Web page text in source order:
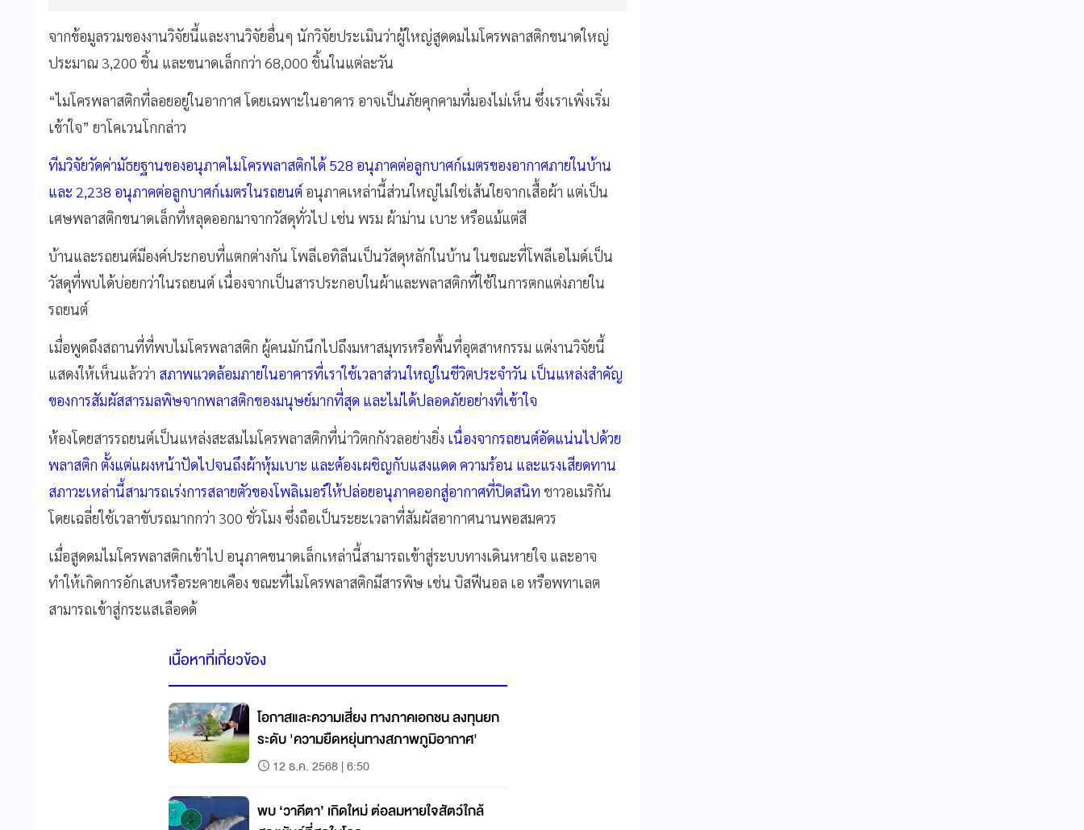
จากข้อมูลรวมของงานวิจัยนี้และงานวิจัยอื่นๆ นักวิจัยประเมินว่าผู้ใหญ่สูดดมไมโครพลาสติกขนาดใหญ่
ประมาณ 3,200 ชิ้น และขนาดเล็กกว่า 68,000 ชิ้นในแต่ละวัน
“ไมโครพลาสติกที่ลอยอยู่ในอากาศ โดยเฉพาะในอาคาร อาจเป็นภัยคุกคามที่มองไม่เห็น ซึ่งเราเพิ่งเริ่ม
เข้าใจ” ยาโคเวนโกกล่าว
ทีมวิจัยวัดค่ามัธยฐานของอนุภาคไมโครพลาสติกได้ 528 อนุภาคต่อลูกบาศก์เมตรของอากาศภายในบ้าน
และ 2,238 อนุภาคต่อลูกบาศก์เมตรในรถยนต์ อนุภาคเหล่านี้ส่วนใหญ่ไม่ใช่เส้นใยจากเสื้อผ้า แต่เป็น
เศษพลาสติกขนาดเล็กที่หลุดออกมาจากวัสดุทั่วไป เช่น พรม ผ้าม่าน เบาะ หรือแม้แต่สี
บ้านและรถยนต์มีองค์ประกอบที่แตกต่างกัน โพลีเอทิลีนเป็นวัสดุหลักในบ้าน ในขณะที่โพลีเอไมด์เป็น
วัสดุที่พบได้บ่อยกว่าในรถยนต์ เนื่องจากเป็นสารประกอบในผ้าและพลาสติกที่ใช้ในการตกแต่งภายใน
รถยนต์
เมื่อพูดถึงสถานที่ที่พบไมโครพลาสติก ผู้คนมักนึกไปถึงมหาสมุทรหรือพื้นที่อุตสาหกรรม แต่งานวิจัยนี้
แสดงให้เห็นแล้วว่า สภาพแวดล้อมภายในอาคารที่เราใช้เวลาส่วนใหญ่ในชีวิตประจำวัน เป็นแหล่งสำคัญ
ของการสัมผัสสารมลพิษจากพลาสติกของมนุษย์มากที่สุด และไม่ได้ปลอดภัยอย่างที่เข้าใจ
ห้องโดยสารรถยนต์เป็นแหล่งสะสมไมโครพลาสติกที่น่าวิตกกังวลอย่างยิ่ง เนื่องจากรถยนต์อัดแน่นไปด้วย
พลาสติก ตั้งแต่แผงหน้าปัดไปจนถึงผ้าหุ้มเบาะ และต้องเผชิญกับแสงแดด ความร้อน และแรงเสียดทาน
สภาวะเหล่านี้สามารถเร่งการสลายตัวของโพลิเมอร์ให้ปล่อยอนุภาคออกสู่อากาศที่ปิดสนิท ชาวอเมริกัน
โดยเฉลี่ยใช้เวลาขับรถมากกว่า 300 ชั่วโมง ซึ่งถือเป็นระยะเวลาที่สัมผัสอากาศนานพอสมควร
เมื่อสูดดมไมโครพลาสติกเข้าไป อนุภาคขนาดเล็กเหล่านี้สามารถเข้าสู่ระบบทางเดินหายใจ และอาจ
ทำให้เกิดการอักเสบหรือระคายเคือง ขณะที่ไมโครพลาสติกมีสารพิษ เช่น บิสฟีนอล เอ หรือพทาเลต
สามารถเข้าสู่กระแสเลือดด้
เนื้อหาที่เกี่ยวข้อง
โอกาสและความเสี่ยง ทางภาคเอกชน ลงทุนยก
ระดับ 'ความยืดหยุ่นทางสภาพภูมิอากาศ'
12 ธ.ค. 2568 | 6:50
พบ ‘วาคีตา’ เกิดใหม่ ต่อลมหายใจสัตว์ใกล้